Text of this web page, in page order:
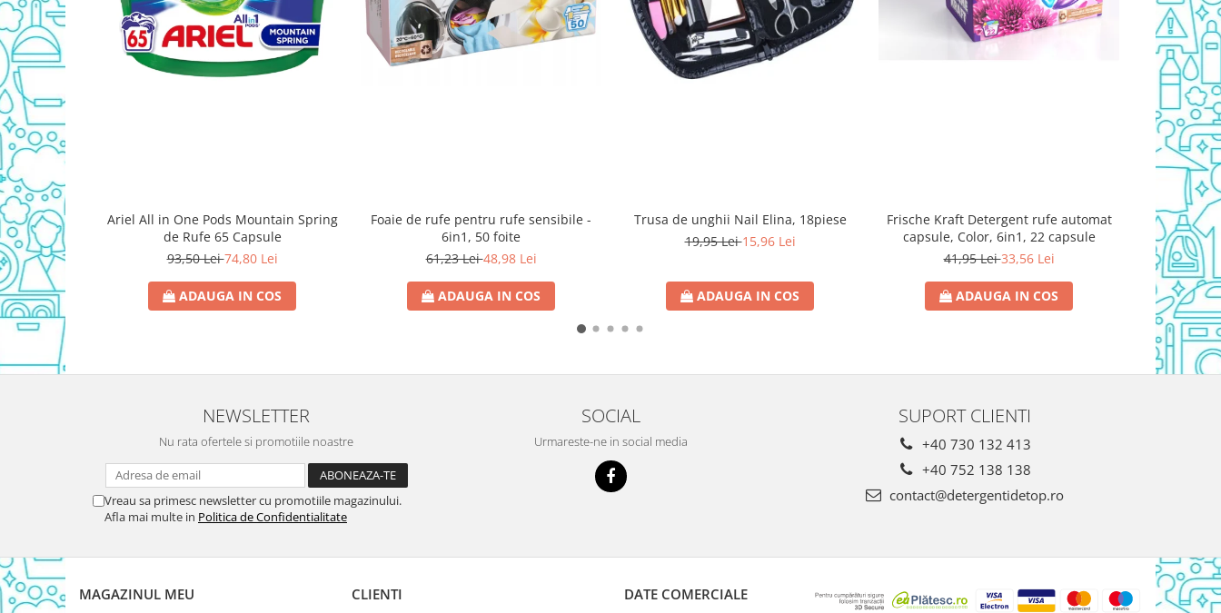
Detergent Vase Pentru Masina
Detergent Vase Manual
Solutie Clatire Vase
Sare Masina De Spalat
Folie Si Pungi Alimentare
Lavete Si Bureti
Curatenie Bucatarie
Pungi Ambalare / Saci Menajeri
Vase Si Accesorii
Diverse pentru bucatarie
Igiena si Dezinfectie
Cif Spray Baie
Detartrant WC
Dezinfectant Baie
Dezinfectant Bucatarie
Dezinfectant Sano
Igienol Dezinfectant
Produse Curatenie Baie
Produse Sano Baie
Hartie Igienica
Prosoape De Hartie Si Servetele
Ariel All in One Pods Mountain Spring
de Rufe 65 Capsule
93,50 Lei74,80 Lei
ADAUGA IN COS
Foaie de rufe pentru rufe sensibile -
6in1, 50 foite
61,23 Lei48,98 Lei
ADAUGA IN COS
Trusa de unghii Nail Elina, 18piese
19,95 Lei15,96 Lei
ADAUGA IN COS
Frische Kraft Detergent rufe automat
capsule, Color, 6in1, 22 capsule
41,95 Lei33,56 Lei
ADAUGA IN COS
Foaie de
NEWSLETTER
Nu rata ofertele si promotiile noastre
Vreau sa primesc newsletter cu promotiile magazinului.
Afla mai multe in Politica de Confidentialitate
SOCIAL
Urmareste-ne in social media
SUPORT CLIENTI
+40 730 132 413
+40 752 138 138
contact@detergentidetop.ro
MAGAZINUL MEU CLIENTI DATE COMERCIALE